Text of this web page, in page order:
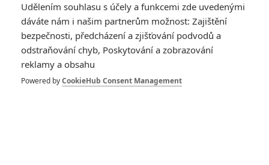
433
拆彈專家
1ČLÁNEK | 30.07.2026 20:14
Děti krve a kostí: Regulérní trailer představuje akční fantasy
dobrodružství s vůní Afriky
Udělením souhlasu s účely a funkcemi zde uvedenými
dáváte nám i našim partnerům možnost: Zajištění
bezpečnosti, předcházení a zjišťování podvodů a
odstraňování chyb, Poskytování a zobrazování
reklamy a obsahu
Powered byCookieHub Consent Management